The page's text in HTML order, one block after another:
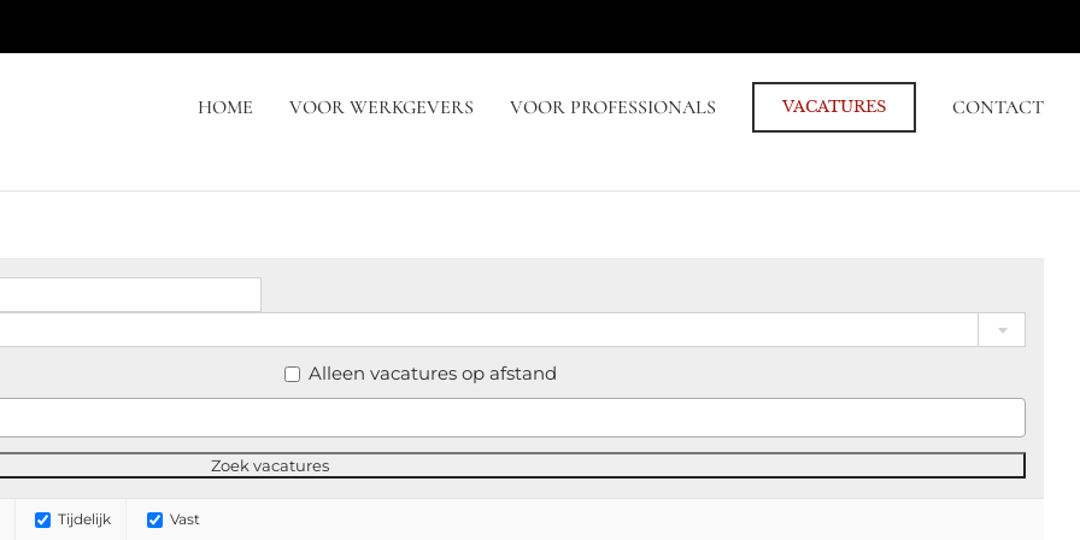
HOME VOOR WERKGEVERS VOOR PROFESSIONALS VACATURES CONTACT
Alleen vacatures op afstand
Tijdelijk Vast